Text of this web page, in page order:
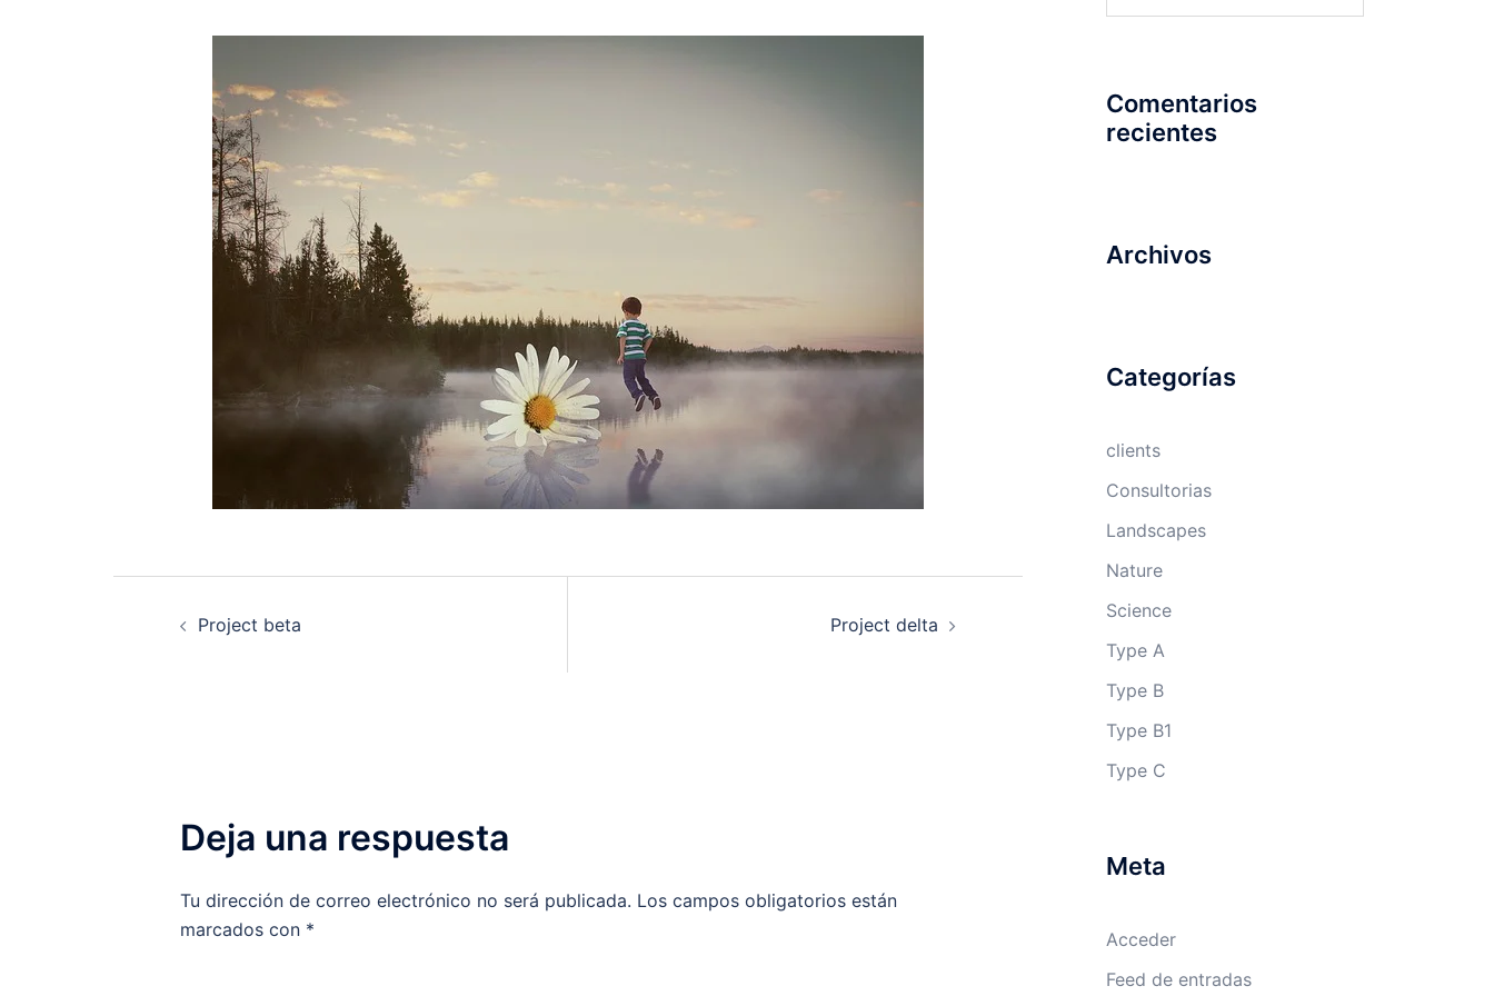
Project beta Project delta
Deja una respuesta
Tu dirección de correo electrónico no será publicada. Los campos obligatorios están
marcados con *
Comentarios
recientes
Archivos
Categorías
clients
Consultorias
Landscapes
Nature
Science
Type A
Type B
Type B1
Type C
Meta
Acceder
Feed de entradas